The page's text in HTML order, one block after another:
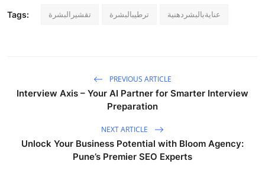
Tags: تقشيرالبشرة ترطيبالبشرة عنايةبالبشردهنية
PREVIOUS ARTICLE
Interview Axis – Your AI Partner for Smarter Interview
Preparation
NEXT ARTICLE
Unlock Your Business Potential with Bloom Agency:
Pune’s Premier SEO Experts